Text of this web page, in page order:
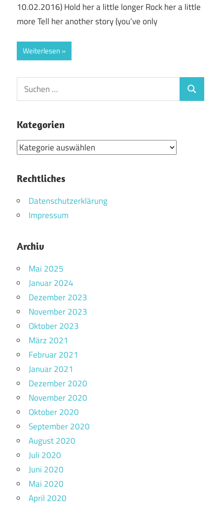
10.02.2016) Hold her a little longer Rock her a little
more Tell her another story (you’ve only
Weiterlesen
Suchen
nach:
Suchen
Kategorien
Kategorien
Rechtliches
Datenschutzerklärung
Impressum
Archiv
Mai 2025
Januar 2024
Dezember 2023
November 2023
Oktober 2023
März 2021
Februar 2021
Januar 2021
Dezember 2020
November 2020
Oktober 2020
September 2020
August 2020
Juli 2020
Juni 2020
Mai 2020
April 2020